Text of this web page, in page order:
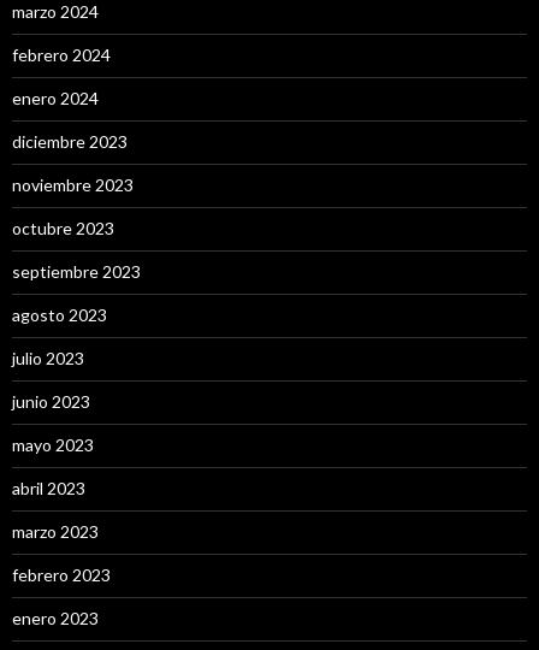
marzo 2024
febrero 2024
enero 2024
diciembre 2023
noviembre 2023
octubre 2023
septiembre 2023
agosto 2023
julio 2023
junio 2023
mayo 2023
abril 2023
marzo 2023
febrero 2023
enero 2023